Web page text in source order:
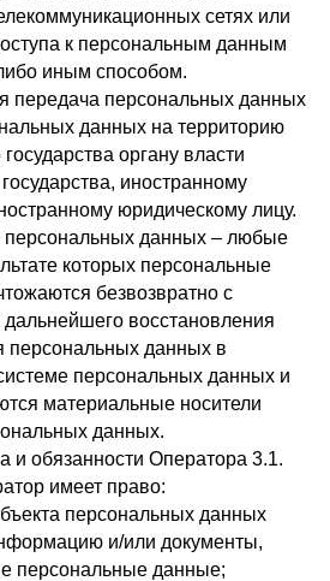
сетях или
к персональным данным
иным способом.
передача персональных данных
данных на территорию
органу власти
иностранному
юридическому лицу.
персональных данных – любые
которых персональные
безвозвратно с
восстановления
персональных данных в
персональных данных и
материальные носители
данных.
и обязанности Оператора 3.1.
имеет право:
персональных данных
и/или документы,
персональные данные;